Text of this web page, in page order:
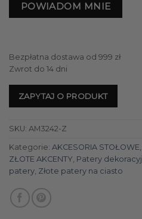
POWIADOM MNIE
Bezpłatna dostawa od 999 zł
Zwrot do 14 dni
ZAPYTAJ O PRODUKT
SKU: AM3242-Z
Kategorie: AKCESORIA STOŁOWE
ZŁOTE AKCENTY Patery
patery Złote patery na ciasto